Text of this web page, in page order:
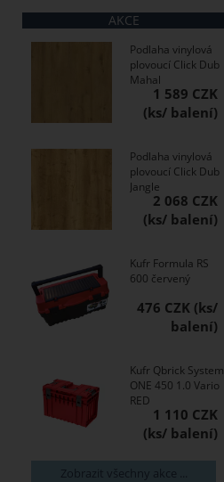
AKCE
Podlaha vinylová
plovoucí Click Dub
Mahal
1 589 CZK
Podlaha vinylová
plovoucí Click Dub
Jangle
2 068 CZK
Kufr Formula RS
600 červený
476 CZK
Kufr Qbrick System
ONE 450 1.0 Vario
RED
1 110 CZK
Zobrazit všechny akce ...